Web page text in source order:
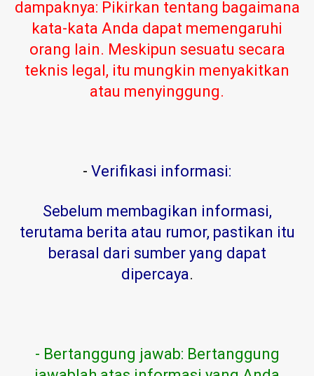
dampaknya: Pikirkan tentang bagaimana
kata-kata Anda dapat memengaruhi
orang lain. Meskipun sesuatu secara
teknis legal, itu mungkin menyakitkan
atau menyinggung.
- Verifikasi informasi:
Sebelum membagikan informasi,
terutama berita atau rumor, pastikan itu
berasal dari sumber yang dapat
dipercaya.
- Bertanggung jawab: Bertanggung